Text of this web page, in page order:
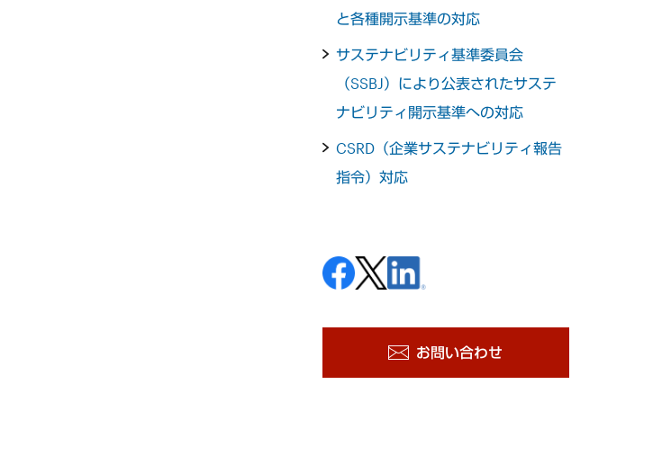
と各種開示基準の対応
サステナビリティ基準委員会
（SSBJ）により公表されたサステ
ナビリティ開示基準への対応
CSRD（企業サステナビリティ報告
指令）対応
お問い合わせ